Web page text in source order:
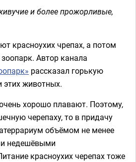
и более прожорливые,
красноухих чрепах, а потом
Автор канала
рассказал горькую
этих животных.
хорошо плавают. Поэтому,
черепаху, то в придачу
объёмом не менее
недешёвыми
красноухих черепах тоже